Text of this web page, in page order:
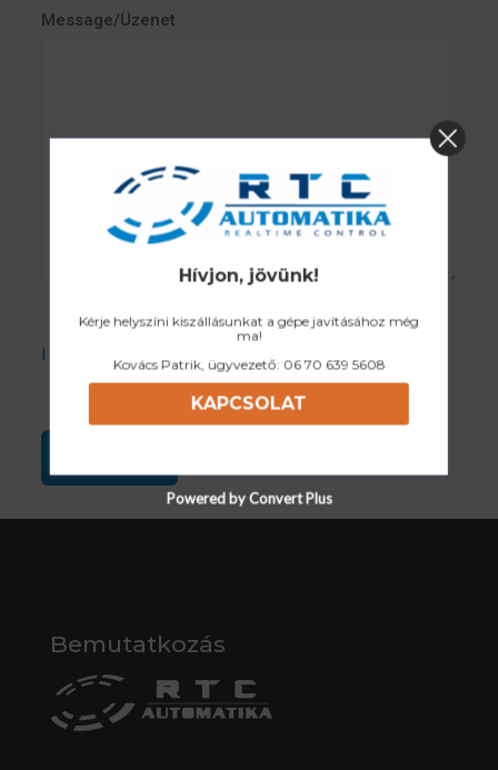
Message/Üzenet
I accept the Privacy Policy
Bemutatkozás
Hívjon, jövünk!
Kérje helyszíni kiszállásunkat a gépe javításához még
ma!
Kovács Patrik, ügyvezető: 06 70 639 5608
KAPCSOLAT
Powered by Convert Plus